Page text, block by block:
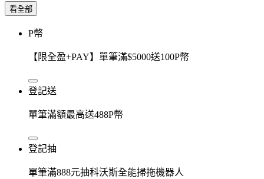
看全部
P幣
【限全盈+PAY】單筆滿$5000送100P幣
登記送
單筆滿額最高送488P幣
登記抽
單筆滿888元抽科沃斯全能掃拖機器人